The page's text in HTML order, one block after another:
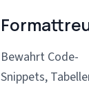
Bewahrt Code-
Snippets,